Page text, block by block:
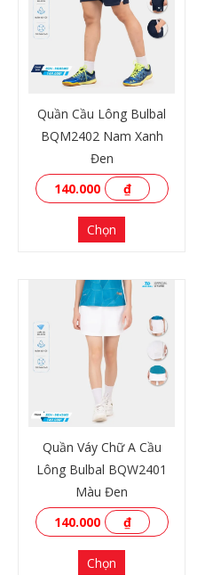
XEM THÊM
Quần Cầu Lông Bulbal
BQM2402 Nam Xanh
Đen
140.000
₫
Chọn
Quần Váy Chữ A Cầu
Lông Bulbal BQW2401
Màu Đen
140.000
₫
Chọn